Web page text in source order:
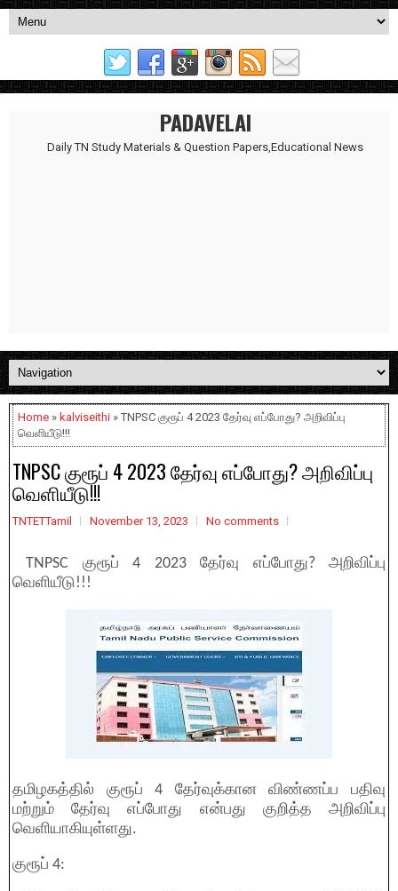
PADAVELAI
Daily TN Study Materials & Question Papers,Educational News
Home » kalviseithi » TNPSC குரூப் 4 2023 தேர்வு எப்போது? அறிவிப்பு
வெளியீடு!!!
TNPSC குரூப் 4 2023 தேர்வு எப்போது? அறிவிப்பு
வெளியீடு!!!
TNTETTamil November 13, 2023 No comments
TNPSC குரூப் 4 2023 தேர்வு எப்போது? அறிவிப்பு
வெளியீடு!!!
தமிழகத்தில் குரூப் 4 தேர்வுக்கான விண்ணப்ப பதிவு
மற்றும் தேர்வு எப்போது என்பது குறித்த அறிவிப்பு
வெளியாகியுள்ளது.
குரூப் 4: